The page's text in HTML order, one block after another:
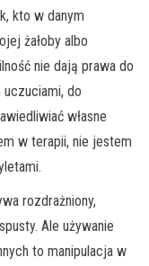
kto w danym
żałoby albo
nie dają prawa do
do
własne
w terapii, nie jestem
rozdrażniony,
Ale używanie
to manipulacja w